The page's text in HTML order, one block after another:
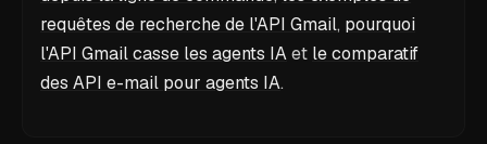
requêtes de recherche de l'API Gmail, pourquoi
l'API Gmail casse les agents IAet le comparatif
des API e-mail pour agents IA.